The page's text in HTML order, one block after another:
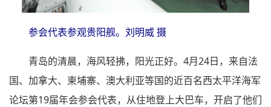
参会代表参观贵阳舰。刘明威 摄
青岛的清晨，海风轻拂，阳光正好。4月24日，来自法
国、加拿大、柬埔寨、澳大利亚等国的近百名西太平洋海军
论坛第19届年会参会代表，从住地登上大巴车，开启了他们